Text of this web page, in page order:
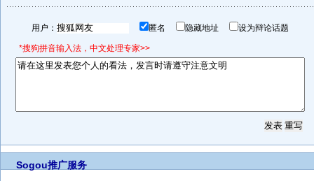
用户： 匿名 隐藏地址 设为辩论话题
*搜狗拼音输入法，中文处理专家>>
Sogou推广服务